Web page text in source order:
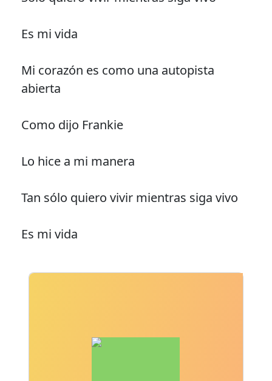
Es mi vida
Mi corazón es como una autopista
abierta
Como dijo Frankie
Lo hice a mi manera
Tan sólo quiero vivir mientras siga vivo
Es mi vida